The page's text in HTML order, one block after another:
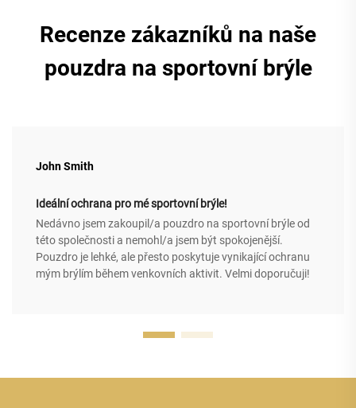
Recenze zákazníků na naše
pouzdra na sportovní brýle
John Smith
Ideální ochrana pro mé sportovní brýle!
Nedávno jsem zakoupil/a pouzdro na sportovní brýle od
této společnosti a nemohl/a jsem být spokojenější.
Pouzdro je lehké, ale přesto poskytuje vynikající ochranu
mým brýlím během venkovních aktivit. Velmi doporučuji!